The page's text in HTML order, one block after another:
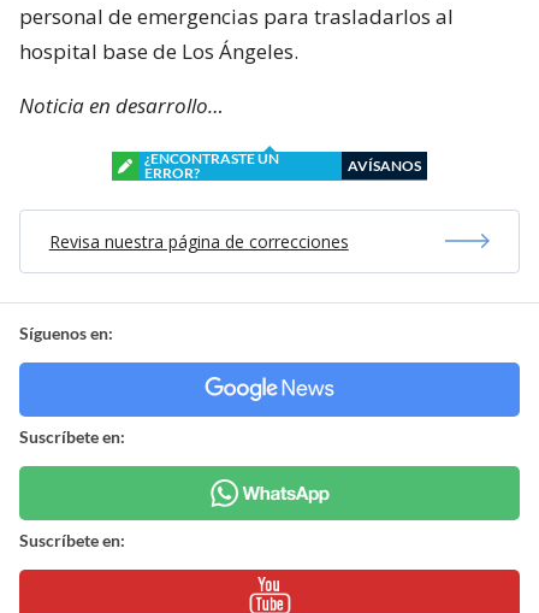
personal de emergencias para trasladarlos al
hospital base de Los Ángeles.
Noticia en desarrollo…
¿ENCONTRASTE UN
ERROR?
AVÍSANOS
Revisa nuestra página de correcciones
Síguenos en:
Suscríbete en:
Suscríbete en: